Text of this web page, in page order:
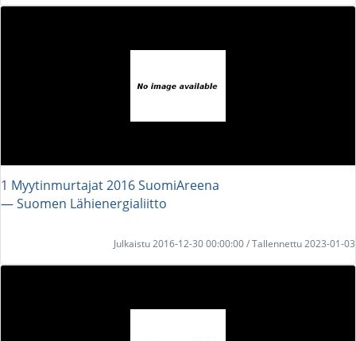
1 Myytinmurtajat 2016 SuomiAreena
― Suomen Lähienergialiitto
Julkaistu 2016-12-30 00:00:00 / Tallennettu 2023-01-03